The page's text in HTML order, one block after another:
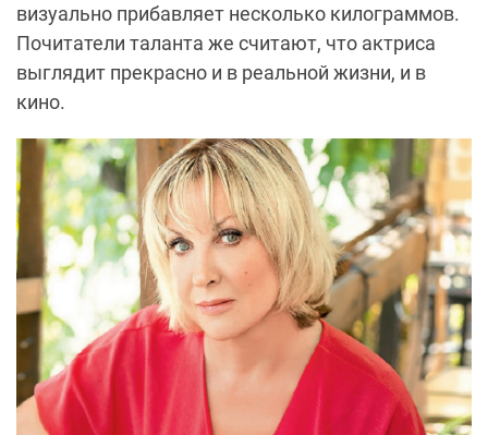
визуально прибавляет несколько килограммов.
Почитатели таланта же считают, что актриса
выглядит прекрасно и в реальной жизни, и в
кино.